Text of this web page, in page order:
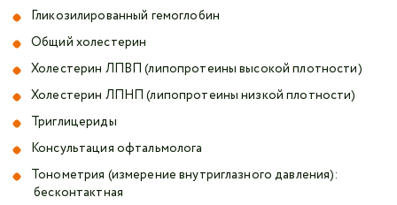
Гликозилированный гемоглобин
Общий холестерин
Холестерин ЛПВП (липопротеины высокой плотности)
Холестерин ЛПНП (липопротеины низкой плотности)
Триглицериды
Консультация офтальмолога
Тонометрия (измерение внутриглазного давления):
бесконтактная